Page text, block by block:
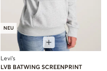
NEU
Levi's
LVB BATWING SCREENPRINT